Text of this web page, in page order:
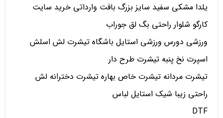
یلدا مشکی سفید سایز بزرگ بافت وارداتی خرید سایت
کارگو شلوار راحتی بگ لق جوراب
ورزشی دورس ورزشی استایل باشگاه تیشرت لش اسلش
اسپرت نخ پنبه تیشرت طرح دار
تیشرت مردانه تیشرت خاص بهاره تیشرت دخترانه لش
راحتی زیبا شیک استایل لباس
DTF